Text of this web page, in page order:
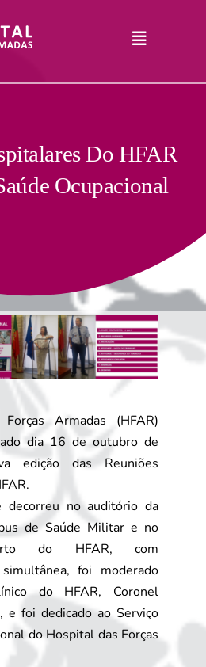
Toggle
Serviços
Comunicação
RHLogin
Do HFAR
Ocupacional
Armadas (HFAR)
dia 16 de outubro de
edição das Reuniões
decorreu no auditório da
de Saúde Militar e no
do HFAR, com
simultânea, foi moderado
do HFAR, Coronel
e foi dedicado ao Serviço
do Hospital das Forças